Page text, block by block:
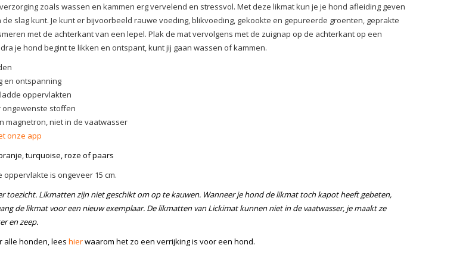
zoals wassen en kammen erg vervelend en stressvol. Met deze likmat kun je je hond afleiding geven
slag kunt. Je kunt er bijvoorbeeld rauwe voeding, blikvoeding, gekookte en gepureerde groenten, geprakte
met de achterkant van een lepel. Plak de mat vervolgens met de zuignap op de achterkant op een
je hond begint te likken en ontspant, kunt jij gaan wassen of kammen.
en ontspanning
oppervlakten
ongewenste stoffen
magnetron, niet in de vaatwasser
onze app
turquoise, roze of paars
oppervlakte is ongeveer 15 cm.
toezicht. Likmatten zijn niet geschikt om op te kauwen. Wanneer je hond de likmat toch kapot heeft gebeten,
de likmat voor een nieuw exemplaar. De likmatten van Lickimat kunnen niet in de vaatwasser, je maakt ze
en zeep.
alle honden, lees hierwaarom het zo een verrijking is voor een hond.